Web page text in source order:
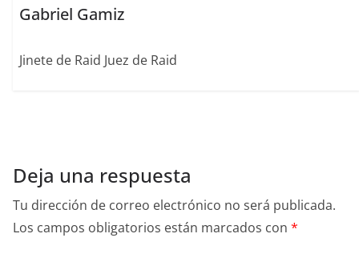
Gabriel Gamiz
Jinete de Raid Juez de Raid
Deja una respuesta
Tu dirección de correo electrónico no será publicada.
Los campos obligatorios están marcados con *